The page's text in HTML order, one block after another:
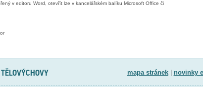
v editoru Word, otevřít lze v kancelářském balíku Microsoft Office či
mapa stránek| novinky